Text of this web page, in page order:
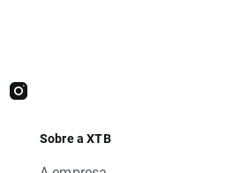
Sobre a XTB